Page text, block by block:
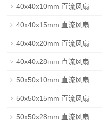
40x40x10mm 直流风扇
40x40x15mm 直流风扇
40x40x20mm 直流风扇
40x40x28mm 直流风扇
50x50x10mm 直流风扇
50x50x15mm 直流风扇
50x50x28mm 直流风扇